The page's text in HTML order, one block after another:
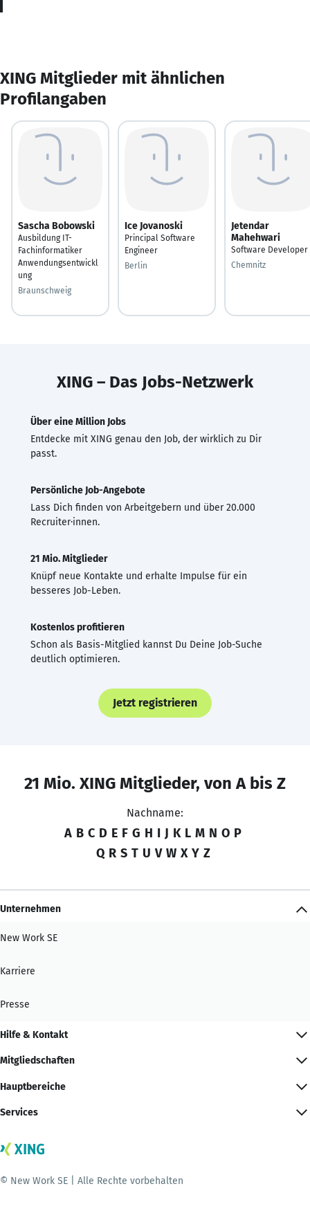
XING Mitglieder mit ähnlichen
Profilangaben
Sascha Bobowski
Ausbildung IT-
Fachinformatiker
Anwendungsentwickl
ung
Braunschweig
Ice Jovanoski
Principal Software
Engineer
Berlin
Jetendar
Mahehwari
Software Developer
Chemnitz
XING – Das Jobs-Netzwerk
Über eine Million Jobs
Entdecke mit XING genau den Job, der wirklich zu Dir
passt.
Persönliche Job-Angebote
Lass Dich finden von Arbeitgebern und über 20.000
Recruiter·innen.
21 Mio. Mitglieder
Knüpf neue Kontakte und erhalte Impulse für ein
besseres Job-Leben.
Kostenlos profitieren
Schon als Basis-Mitglied kannst Du Deine Job-Suche
deutlich optimieren.
Jetzt registrieren
21 Mio. XING Mitglieder, von A bis Z
Nachname:
A B C D E F G H I J K L M N O P
Q R S T U V W X Y Z
Unternehmen
New Work SE
Karriere
Presse
Hilfe & Kontakt
Mitgliedschaften
Hauptbereiche
Services
© New Work SE | Alle Rechte vorbehalten